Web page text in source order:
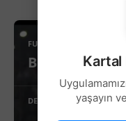
FUTBOL
Beşiktaş’ta
DEVAMINI OKU
Kartal
yaşayın